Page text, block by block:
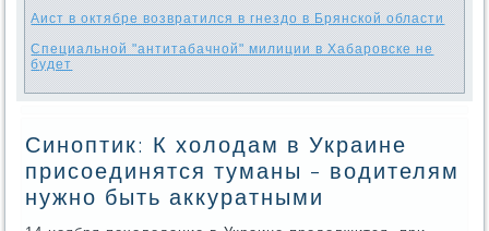
Аист в октябре возвратился в гнездо в Брянской области
Специальной "антитабачной" милиции в Хабаровске не
будет
Синоптик: К холодам в Украине
присоединятся туманы - водителям
нужно быть аккуратными